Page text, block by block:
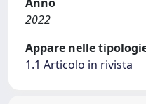
2022
Appare nelle
1.1 Articolo in rivista